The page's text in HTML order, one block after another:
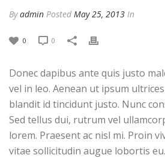
Byadmin Posted May 25, 2013 In
0 0
Donec dapibus ante quis justo
vel in leo. Aenean ut ipsum
blandit id tincidunt justo. Nunc
Sed tellus dui, rutrum vel
lorem. Praesent ac nisl mi. Proin
vitae sollicitudin augue lobortis